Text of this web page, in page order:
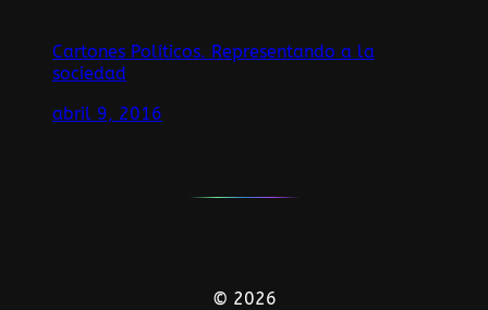
Cartones Políticos. Representando a la
sociedad
abril 9, 2016
© 2026